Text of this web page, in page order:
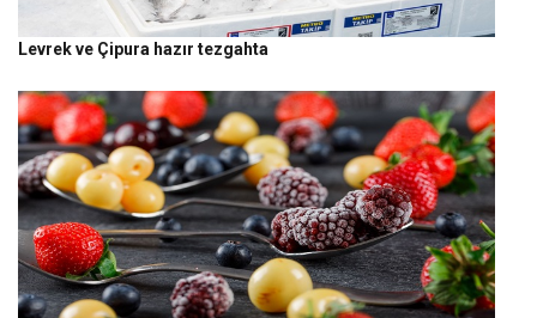
Levrek ve Çipura hazır tezgahta